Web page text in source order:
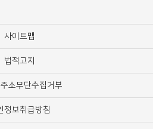
사이트맵
법적고지
소무단수집거부
정보취급방침